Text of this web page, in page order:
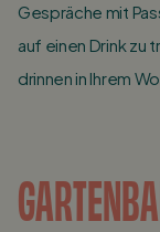
Gespräche mit
auf einen Drink zu
drinnen in Ihrem